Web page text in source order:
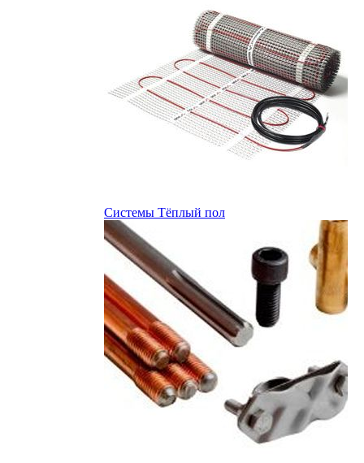
Системы Тёплый пол